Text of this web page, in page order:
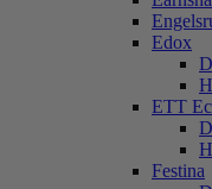
Edox
ETT
Festina